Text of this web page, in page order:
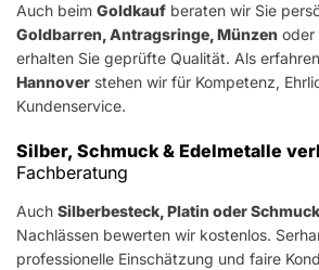
Auch beim Goldkauf beraten wir Sie
Goldbarren, Antragsringe, Münzen oder
erhalten Sie geprüfte Qualität. Als
Hannover stehen wir für Kompetenz,
Kundenservice.
Silber, Schmuck & Edelmetalle
Fachberatung
Auch Silberbesteck, Platin oder
Nachlässen bewerten wir kostenlos.
professionelle Einschätzung und faire